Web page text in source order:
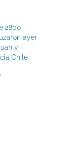
2800
ayer
y
Chile